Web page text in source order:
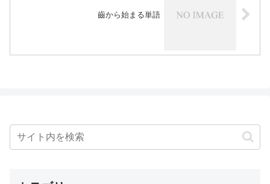
齒から始まる単語